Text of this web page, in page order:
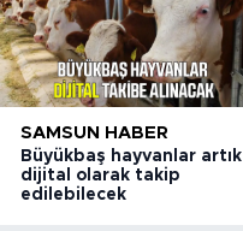
SAMSUN HABER
Büyükbaş hayvanlar artık
dijital olarak takip
edilebilecek